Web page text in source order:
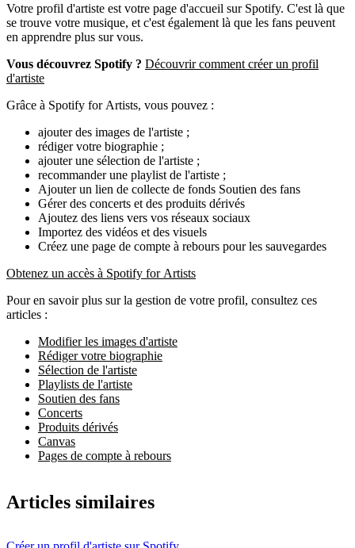
Votre profil d'artiste est votre page d'accueil sur Spotify. C'est là que
se trouve votre musique, et c'est également là que les fans peuvent
en apprendre plus sur vous.
Vous découvrez Spotify ? Découvrir comment créer un profil
d'artiste
Grâce à Spotify for Artists, vous pouvez :
ajouter des images de l'artiste ;
rédiger votre biographie ;
ajouter une sélection de l'artiste ;
recommander une playlist de l'artiste ;
Ajouter un lien de collecte de fonds Soutien des fans
Gérer des concerts et des produits dérivés
Ajoutez des liens vers vos réseaux sociaux
Importez des vidéos et des visuels
Créez une page de compte à rebours pour les sauvegardes
Obtenez un accès à Spotify for Artists
Pour en savoir plus sur la gestion de votre profil, consultez ces
articles :
Modifier les images d'artiste
Rédiger votre biographie
Sélection de l'artiste
Playlists de l'artiste
Soutien des fans
Concerts
Produits dérivés
Canvas
Pages de compte à rebours
Articles similaires